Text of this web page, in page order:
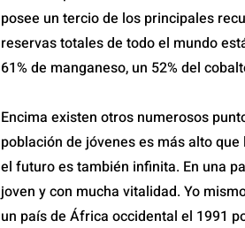
posee un tercio de los principales
reservas totales de todo el mundo
61% de manganeso, un 52% del
Encima existen otros numerosos
población de jóvenes es más alto
el futuro es también infinita. En una
joven y con mucha vitalidad. Yo
un país de África occidental el 1991